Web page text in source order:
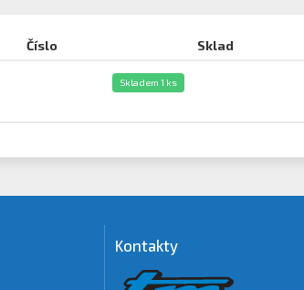
Číslo Sklad
Skladem 1 ks
Kontakty